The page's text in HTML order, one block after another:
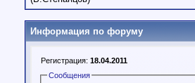
Информация по форуму
Регистрация: 18.04.2011
Сообщения